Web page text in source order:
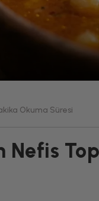
Okuma Süresi
Nefis